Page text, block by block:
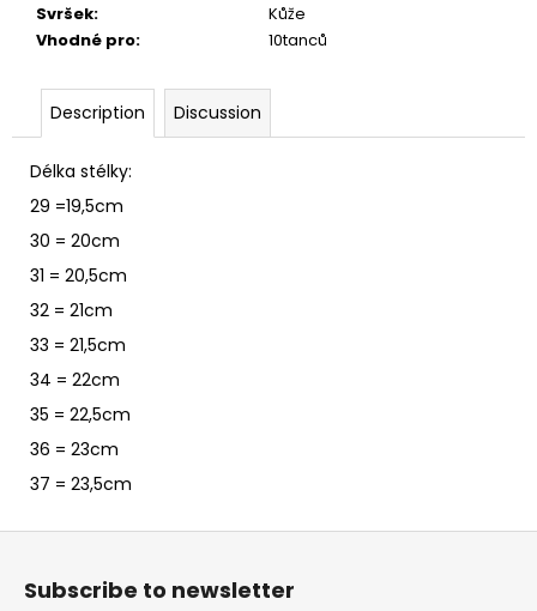
Svršek:
Kůže
Vhodné pro: 10tanců
Description Discussion
Délka stélky:
29 =19,5cm
30 = 20cm
31 = 20,5cm
32 = 21cm
33 = 21,5cm
34 = 22cm
35 = 22,5cm
36 = 23cm
37 = 23,5cm
F
Subscribe to newsletter